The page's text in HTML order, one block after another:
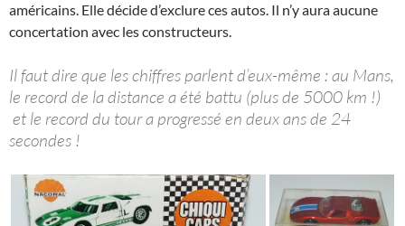
américains. Elle décide d’exclure ces autos. Il n’y aura aucune
concertation avec les constructeurs.
Il faut dire que les chiffres parlent d’eux-même : au Mans,
le record de la distance a été battu (plus de 5000 km !)
et le record du tour a progressé en deux ans de 24
secondes !